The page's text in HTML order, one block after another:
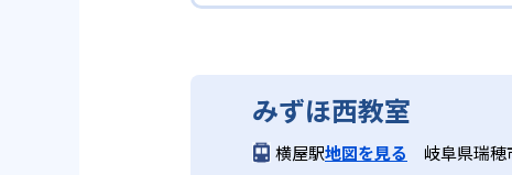
時期から高校教材に進む生徒もい
03 フレキシブル
目でも自分で解けた達成感を味わ
中学生・高校生 部活や習い
い。
どんなデメリットがある？
KUMONでは、中高生のクラスで
だろう。
KUMONは、公式サイトでは合格
みずほ西教室
横屋駅地図を見る 岐阜県瑞穂